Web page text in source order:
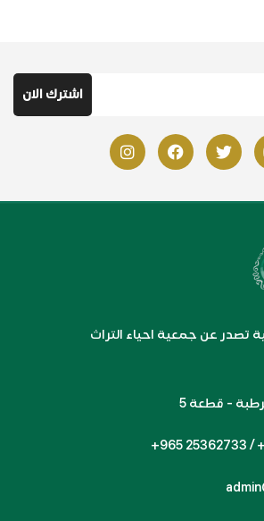
تصدر عن جمعية احياء التراث
- قطعة 5
+965 25362733 /